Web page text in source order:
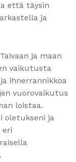
että täysin
ja
ja maan
vaikutusta
ihnerrannikkoa
vuorovaikutus
loistaa.
oletukseni ja
eri